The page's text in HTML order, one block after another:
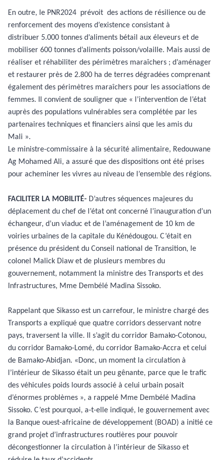
En outre, le PNR2024 prévoit des actions de résilience ou de
renforcement des moyens d’existence consistant à
distribuer 5.000 tonnes d’aliments bétail aux éleveurs et de
mobiliser 600 tonnes d’aliments poisson/volaille. Mais aussi de
réaliser et réhabiliter des périmètres maraîchers ; d’aménager
et restaurer près de 2.800 ha de terres dégradées comprenant
également des périmètres maraîchers pour les associations de
femmes. Il convient de souligner que « l’intervention de l’état
auprès des populations vulnérables sera complétée par les
partenaires techniques et financiers ainsi que les amis du
Mali ».
Le ministre-commissaire à la sécurité alimentaire, Redouwane
Ag Mohamed Ali, a assuré que des dispositions ont été prises
pour acheminer les vivres au niveau de l’ensemble des régions.
FACILITER LA MOBILITÉ- D’autres séquences majeures du
déplacement du chef de l’état ont concerné l’inauguration d’un
échangeur, d’un viaduc et de l’aménagement de 10 km de
voiries urbaines de la capitale du Kénédougou. C’était en
présence du président du Conseil national de Transition, le
colonel Malick Diaw et de plusieurs membres du
gouvernement, notamment la ministre des Transports et des
Infrastructures, Mme Dembélé Madina Sissoko.
Rappelant que Sikasso est un carrefour, le ministre chargé des
Transports a expliqué que quatre corridors desservant notre
pays, traversent la ville. Il s’agit du corridor Bamako-Cotonou,
du corridor Bamako-Lomé, du corridor Bamako-Accra et celui
de Bamako-Abidjan. «Donc, un moment la circulation à
l’intérieur de Sikasso était un peu gênante, parce que le trafic
des véhicules poids lourds associé à celui urbain posait
d’énormes problèmes », a rappelé Mme Dembélé Madina
Sissoko. C’est pourquoi, a-t-elle indiqué, le gouvernement avec
la Banque ouest-africaine de développement (BOAD) a initié ce
grand projet d’infrastructures routières pour pouvoir
décongestionner la circulation à l’intérieur de Sikasso et